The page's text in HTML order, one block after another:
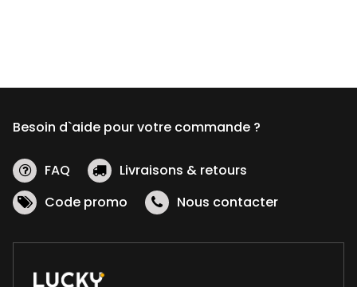
Besoin d`aide pour votre commande ?
FAQ
Livraisons & retours
Code promo
Nous contacter